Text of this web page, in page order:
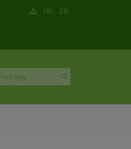
HR EN